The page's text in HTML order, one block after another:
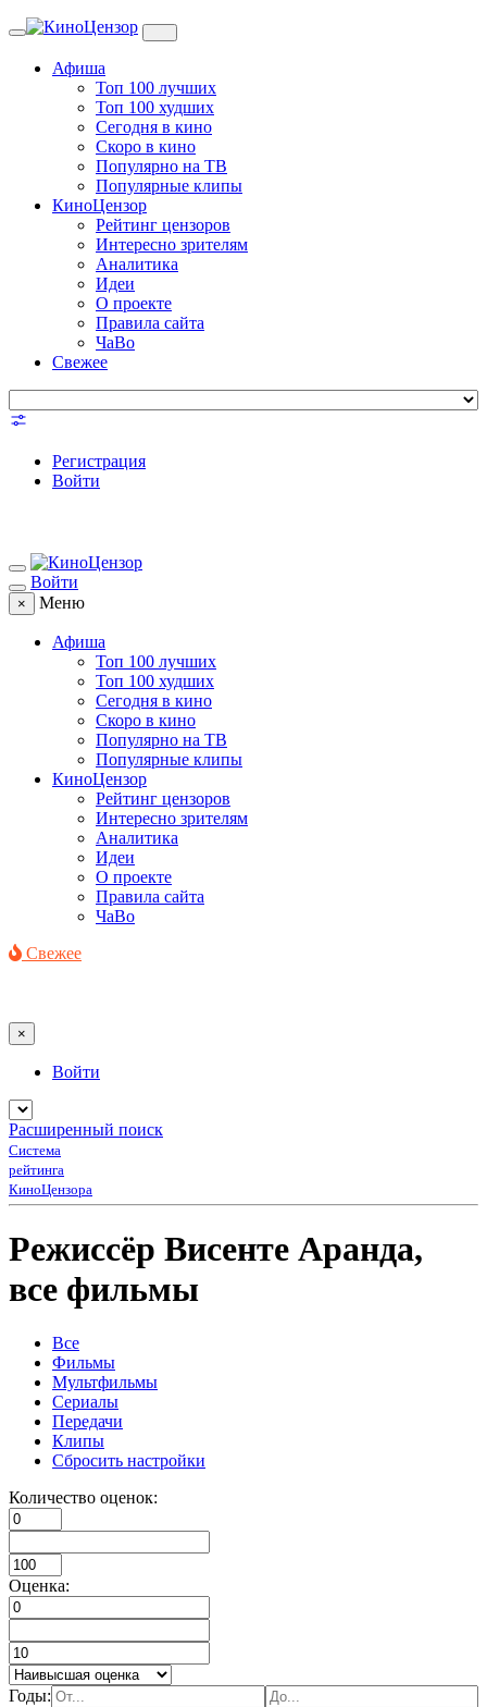
Toggle
Афиша
Топ 100 лучших
Топ 100 худших
Сегодня в кино
Скоро в кино
Популярно на ТВ
Популярные клипы
КиноЦензор
Рейтинг цензоров
Интересно зрителям
Аналитика
Идеи
О проекте
Правила сайта
ЧаВо
Свежее
Регистрация
Войти
Войти
× Меню
Афиша
Топ 100 лучших
Топ 100 худших
Сегодня в кино
Скоро в кино
Популярно на ТВ
Популярные клипы
КиноЦензор
Рейтинг цензоров
Интересно зрителям
Аналитика
Идеи
О проекте
Правила сайта
ЧаВо
Свежее
×
Войти
Расширенный поиск
Система
рейтинга
КиноЦензора
Режиссёр Висенте Аранда,
все фильмы
Все
Фильмы
Мультфильмы
Сериалы
Передачи
Клипы
Сбросить настройки
Количество оценок:
Оценка:
Годы: